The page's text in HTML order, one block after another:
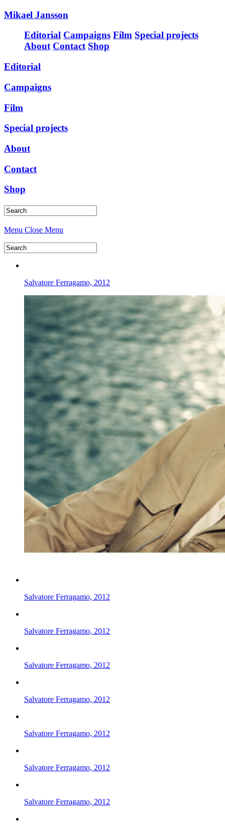
Mikael Jansson
Editorial Campaigns Film Special projects
About Contact Shop
Editorial
Campaigns
Film
Special projects
About
Contact
Shop
Menu Close Menu
Salvatore Ferragamo, 2012
Salvatore Ferragamo, 2012
Salvatore Ferragamo, 2012
Salvatore Ferragamo, 2012
Salvatore Ferragamo, 2012
Salvatore Ferragamo, 2012
Salvatore Ferragamo, 2012
Salvatore Ferragamo, 2012